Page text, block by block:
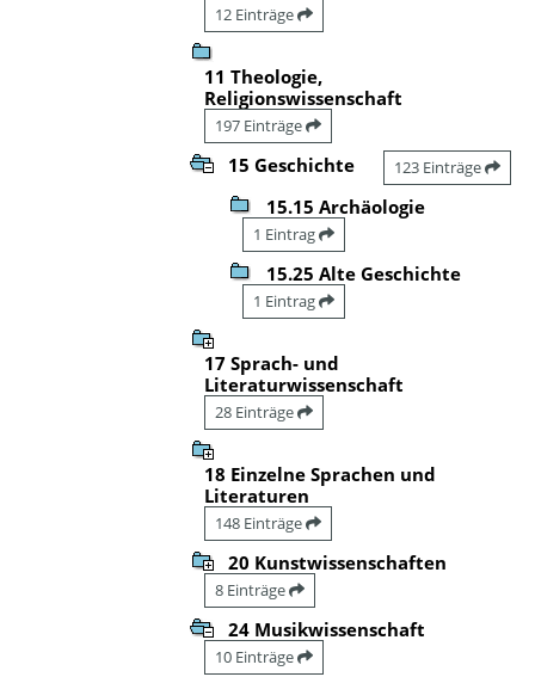
12 Einträge
11 Theologie,
Religionswissenschaft
197 Einträge
15 Geschichte 123 Einträge
15.15 Archäologie
1 Eintrag
15.25 Alte Geschichte
1 Eintrag
17 Sprach- und
Literaturwissenschaft
28 Einträge
18 Einzelne Sprachen und
Literaturen
148 Einträge
20 Kunstwissenschaften
8 Einträge
24 Musikwissenschaft
10 Einträge